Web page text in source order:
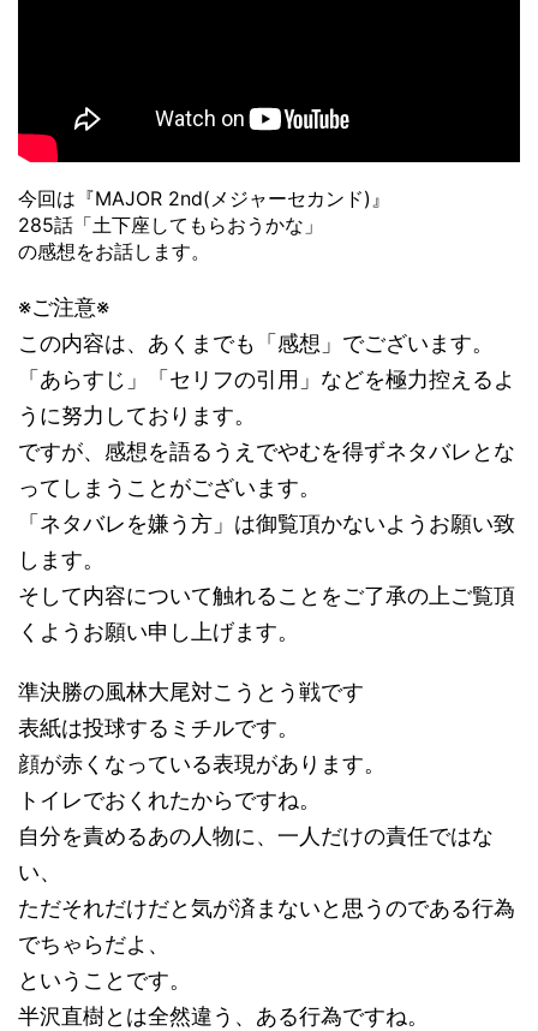
今回は『MAJOR 2nd(メジャーセカンド)』
285話「土下座してもらおうかな」
の感想をお話します。
※ご注意※
この内容は、あくまでも「感想」でございます。
「あらすじ」「セリフの引用」などを極力控えるよ
うに努力しております。
ですが、感想を語るうえでやむを得ずネタバレとな
ってしまうことがございます。
「ネタバレを嫌う方」は御覧頂かないようお願い致
します。
そして内容について触れることをご了承の上ご覧頂
くようお願い申し上げます。
準決勝の風林大尾対こうとう戦です
表紙は投球するミチルです。
顔が赤くなっている表現があります。
トイレでおくれたからですね。
自分を責めるあの人物に、一人だけの責任ではな
い、
ただそれだけだと気が済まないと思うのである行為
でちゃらだよ、
ということです。
半沢直樹とは全然違う、ある行為ですね。